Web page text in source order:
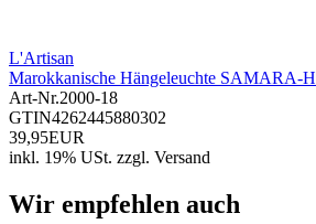
L'Artisan
Marokkanische Hängeleuchte SAMARA-H
Art-Nr.2000-18
GTIN4262445880302
39,95EUR
inkl. 19% USt. zzgl. Versand
Wir empfehlen auch